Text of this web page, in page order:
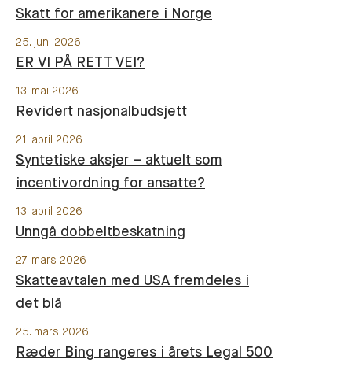
Skatt for amerikanere i Norge
25. juni 2026
ER VI PÅ RETT VEI?
13. mai 2026
Revidert nasjonalbudsjett
21. april 2026
Syntetiske aksjer – aktuelt som
incentivordning for ansatte?
13. april 2026
Unngå dobbeltbeskatning
27. mars 2026
Skatteavtalen med USA fremdeles i
det blå
25. mars 2026
Ræder Bing rangeres i årets Legal 500